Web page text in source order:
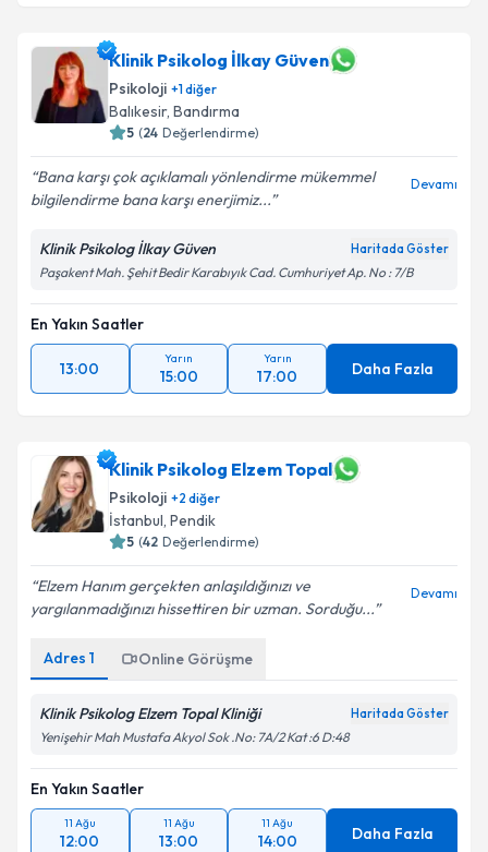
Klinik Psikolog İlkay Güven
Psikoloji +1diğer
Balıkesir, Bandırma
5 (24 Değerlendirme)
Bana karşı çok açıklamalı yönlendirme mükemmel
bilgilendirme bana karşı enerjimiz...
Devamı
Klinik Psikolog İlkay Güven Haritada Göster
Paşakent Mah. Şehit Bedir Karabıyık Cad. Cumhuriyet Ap. No : 7/B
En Yakın Saatler
13:00
Yarın
15:00
Yarın
17:00 Daha Fazla
Klinik Psikolog Elzem Topal
Psikoloji +2 diğer
İstanbul, Pendik
5 (42 Değerlendirme)
Elzem Hanım gerçekten anlaşıldığınızı ve
yargılanmadığınızı hissettiren bir uzman. Sorduğu...
Devamı
Adres 1 Online Görüşme
Klinik Psikolog Elzem Topal Kliniği Haritada Göster
Yenişehir Mah Mustafa Akyol Sok .No: 7A/2 Kat :6 D:48
En Yakın Saatler
11 Ağu
12:00
11 Ağu
13:00
11 Ağu
14:00 Daha Fazla